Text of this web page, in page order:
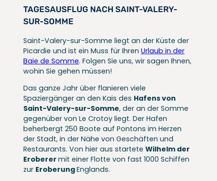
TAGESAUSFLUG NACH SAINT-VALERY-
SUR-SOMME
Saint-Valery-sur-Somme liegt an der Küste der
Picardie und ist ein Muss für Ihren Urlaub in der
Baie de Somme. Folgen Sie uns, wir sagen Ihnen,
wohin Sie gehen müssen!
Das ganze Jahr über flanieren viele
Spaziergänger an den Kais des Hafens von
Saint-Valery-sur-Somme, der an der Somme
gegenüber von Le Crotoy liegt. Der Hafen
beherbergt 250 Boote auf Pontons im Herzen
der Stadt, in der Nähe von Geschäften und
Restaurants. Von hier aus startete Wilhelm der
Eroberer mit einer Flotte von fast 1000 Schiffen
zur EroberungEnglands.